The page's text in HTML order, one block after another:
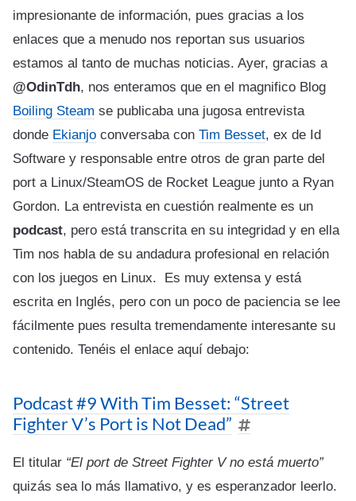
impresionante de información, pues gracias a los
enlaces que a menudo nos reportan sus usuarios
estamos al tanto de muchas noticias. Ayer, gracias a
@OdinTdh, nos enteramos que en el magnifico Blog
Boiling Steam se publicaba una jugosa entrevista
donde Ekianjo conversaba con Tim Besset, ex de Id
Software y responsable entre otros de gran parte del
port a Linux/SteamOS de Rocket League junto a Ryan
Gordon. La entrevista en cuestión realmente es un
podcast, pero está transcrita en su integridad y en ella
Tim nos habla de su andadura profesional en relación
con los juegos en Linux. Es muy extensa y está
escrita en Inglés, pero con un poco de paciencia se lee
fácilmente pues resulta tremendamente interesante su
contenido. Tenéis el enlace aquí debajo:
Podcast #9 With Tim Besset: “Street
Fighter V’s Port is Not Dead”
El titular “El port de Street Fighter V no está muerto”
quizás sea lo más llamativo, y es esperanzador leerlo.